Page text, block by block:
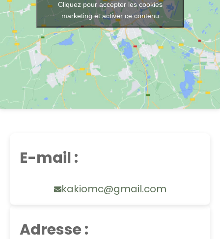
Cliquez pour accepter les cookies
marketing et activer ce contenu
E-mail :
kakiomc@gmail.com
Adresse :